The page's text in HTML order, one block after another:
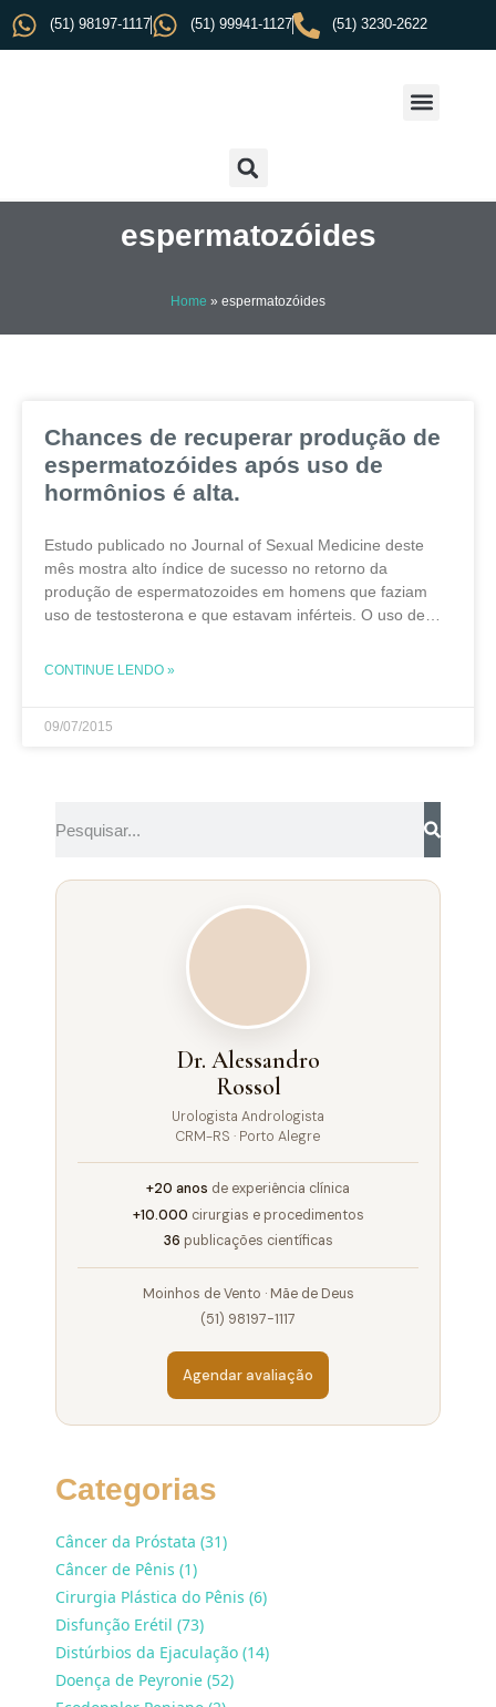
(51) 98197-1117 (51) 99941-1127 (51) 3230-2622
espermatozóides
Home » espermatozóides
Chances de recuperar produção de
espermatozóides após uso de
hormônios é alta.
Estudo publicado no Journal of Sexual Medicine deste
mês mostra alto índice de sucesso no retorno da
produção de espermatozoides em homens que faziam
uso de testosterona e que estavam inférteis. O uso de
CONTINUE LENDO »
09/07/2015
Dr. Alessandro
Rossol
Urologista Andrologista
CRM-RS · Porto Alegre
+20 anos de experiência clínica
+10.000 cirurgias e procedimentos
36 publicações científicas
Moinhos de Vento · Mãe de Deus
(51) 98197-1117
Agendar avaliação
Categorias
Câncer da Próstata (31)
Câncer de Pênis (1)
Cirurgia Plástica do Pênis (6)
Disfunção Erétil (73)
Distúrbios da Ejaculação (14)
Doença de Peyronie (52)